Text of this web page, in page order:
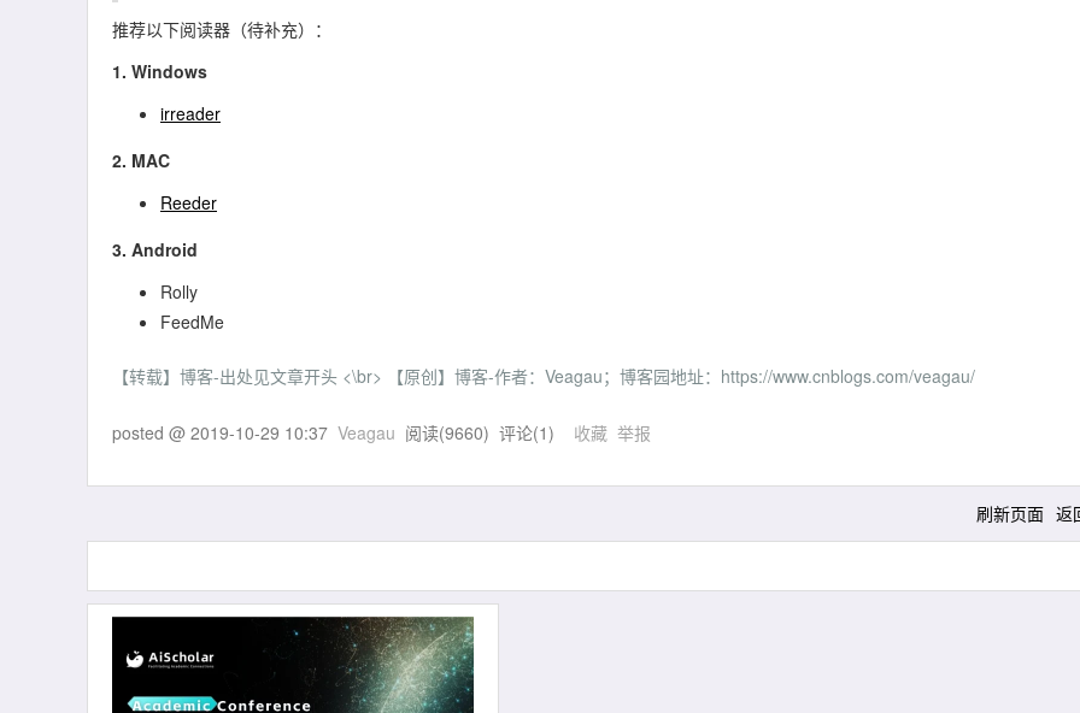
推荐以下阅读器（待补充）：
1. Windows
irreader
2. MAC
Reeder
3. Android
Rolly
FeedMe
【转载】博客-出处见文章开头 <\br> 【原创】博客-作者：Veagau；博客园地址：https://www.cnblogs.com/veagau/
posted @ 2019-10-29 10:37 Veagau 阅读(9660) 评论(1) 收藏 举报
刷新页面 返